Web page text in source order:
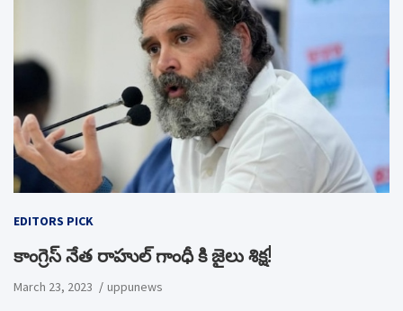
EDITORS PICK
కాంగ్రెస్ నేత రాహుల్ గాంధీ కి జైలు శిక్ష!
March 23, 2023 uppunews